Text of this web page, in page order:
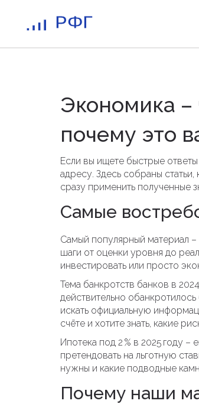
Экономика –
почему это
Если вы ищете быстрые
адресу. Здесь собраны
сразу применить полученные
Самые
Самый популярный материал
шаги от оценки уровня до
инвестировать или просто
Тема банкротств банков в
действительно
искать официальную
счёте и хотите знать, какие
Ипотека под 2 % в 2025 году
претендовать на льготную
нужны и какие подводные
Почему наши